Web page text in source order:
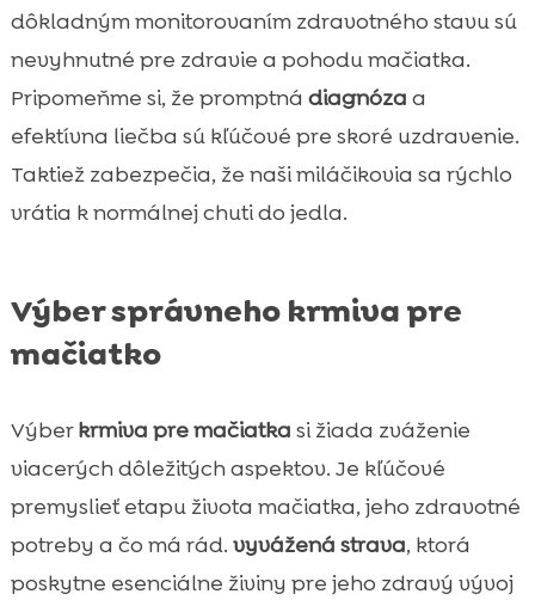
dôkladným monitorovaním zdravotného stavu sú
nevyhnutné pre zdravie a pohodu mačiatka.
Pripomeňme si, že promptná diagnóza a
efektívna liečba sú kľúčové pre skoré uzdravenie.
Taktiež zabezpečia, že naši miláčikovia sa rýchlo
vrátia k normálnej chuti do jedla.
Výber správneho krmiva pre
mačiatko
Výberkrmiva pre mačiatka si žiada zváženie
viacerých dôležitých aspektov. Je kľúčové
premyslieť etapu života mačiatka, jeho zdravotné
potreby a čo má rád. vyvážená strava, ktorá
poskytne esenciálne živiny pre jeho zdravý vývoj